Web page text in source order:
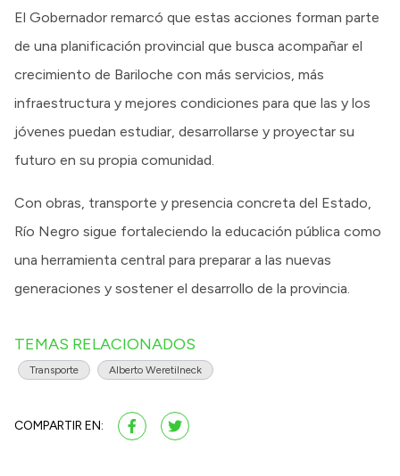
El Gobernador remarcó que estas acciones forman parte
de una planificación provincial que busca acompañar el
crecimiento de Bariloche con más servicios, más
infraestructura y mejores condiciones para que las y los
jóvenes puedan estudiar, desarrollarse y proyectar su
futuro en su propia comunidad.
Con obras, transporte y presencia concreta del Estado,
Río Negro sigue fortaleciendo la educación pública como
una herramienta central para preparar a las nuevas
generaciones y sostener el desarrollo de la provincia.
TEMAS RELACIONADOS
Transporte Alberto Weretilneck
COMPARTIR EN: